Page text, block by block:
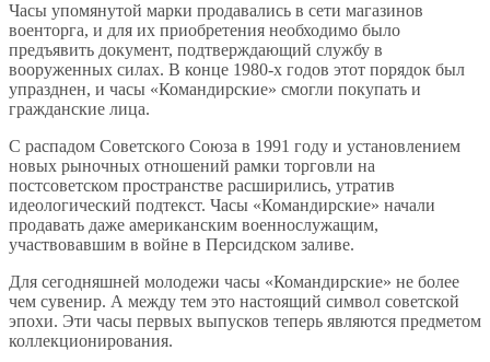
Часы упомянутой марки продавались в сети магазинов
военторга, и для их приобретения необходимо было
предъявить документ, подтверждающий службу в
вооруженных силах. В конце 1980-х годов этот порядок был
упразднен, и часы «Командирские» смогли покупать и
гражданские лица.
С распадом Советского Союза в 1991 году и установлением
новых рыночных отношений рамки торговли на
постсоветском пространстве расширились, утратив
идеологический подтекст. Часы «Командирские» начали
продавать даже американским военнослужащим,
участвовавшим в войне в Персидском заливе.
Для сегодняшней молодежи часы «Командирские» не более
чем сувенир. А между тем это настоящий символ советской
эпохи. Эти часы первых выпусков теперь являются предметом
коллекционирования.